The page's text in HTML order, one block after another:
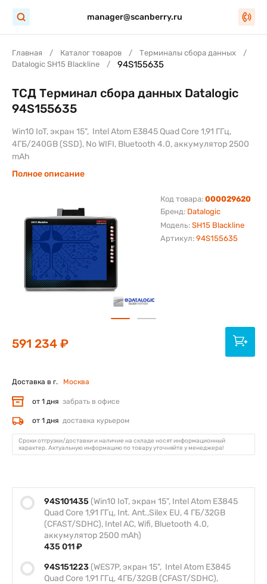
manager@scanberry.ru
Главная Каталог товаров
Терминалы сбора данных
Datalogic SH15 Blackline
94S155635
Бренд: Datalogic
Модель: SH15 Blackline
Код товара: 000029620
Артикул: 94S155635
ТСД Терминал сбора данных Datalogic
94S155635
Win10 IoT, экран 15", Intel Atom E3845 Quad Core 1,91 ГГц,
4ГБ/240GB (SSD), No WIFI, Bluetooth 4.0, аккумулятор 2500
mAh
Полное описание
94S101435 (Win10 IoT, экран 15", Intel Atom E3845
Quad Core 1,91 ГГц, Int. Ant.,Silex EU, 4 ГБ/32GB
(CFAST/SDHC), Intel AC, Wifi, Bluetooth 4.0,
аккумулятор 2500 mAh)
435 011 ₽
94S151223 (WES7P, экран 15", Intel Atom E3845
Quad Core 1,91 ГГц, 4ГБ/32GB (CFAST/SDHC),
591 234 ₽
Доставка в г. Москва
от 1 дня забрать в офисе
от 1 дня доставка курьером
Сроки отгрузки/доставки и наличие на складе носят информационный
характер. Актуальную информацию по товару уточняйте у менеджера!